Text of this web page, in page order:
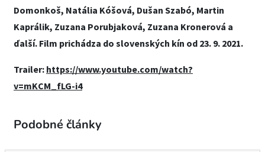
Domonkoš, Natália Kóšová, Dušan Szabó, Martin
Kaprálik, Zuzana Porubjaková, Zuzana Kronerová a
ďalší. Film prichádza do slovenských kín od 23. 9. 2021.
Trailer: https://www.youtube.com/watch?
v=mKCM_fLG-i4
Podobné články